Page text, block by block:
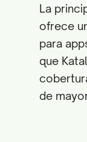
La
ofrece
para
que
de